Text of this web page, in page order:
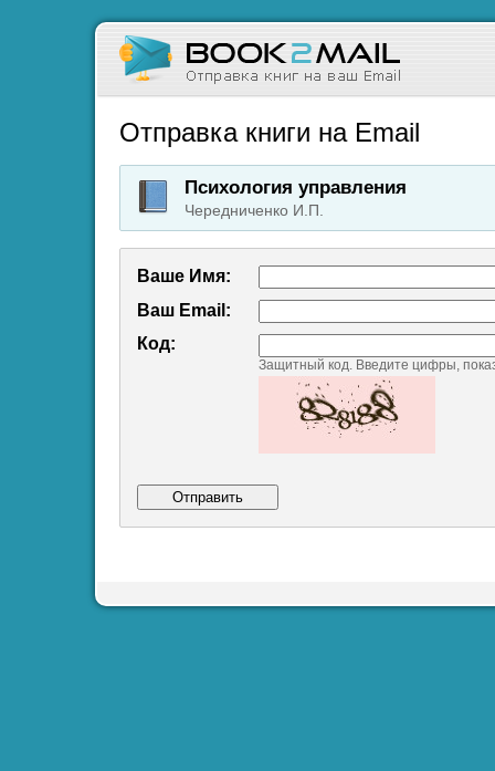
Отправка книги на Email
Психология управления
Чередниченко И.П.
Ваше Имя:
Ваш Emаil:
Код:
Защитный код. Введите цифры,